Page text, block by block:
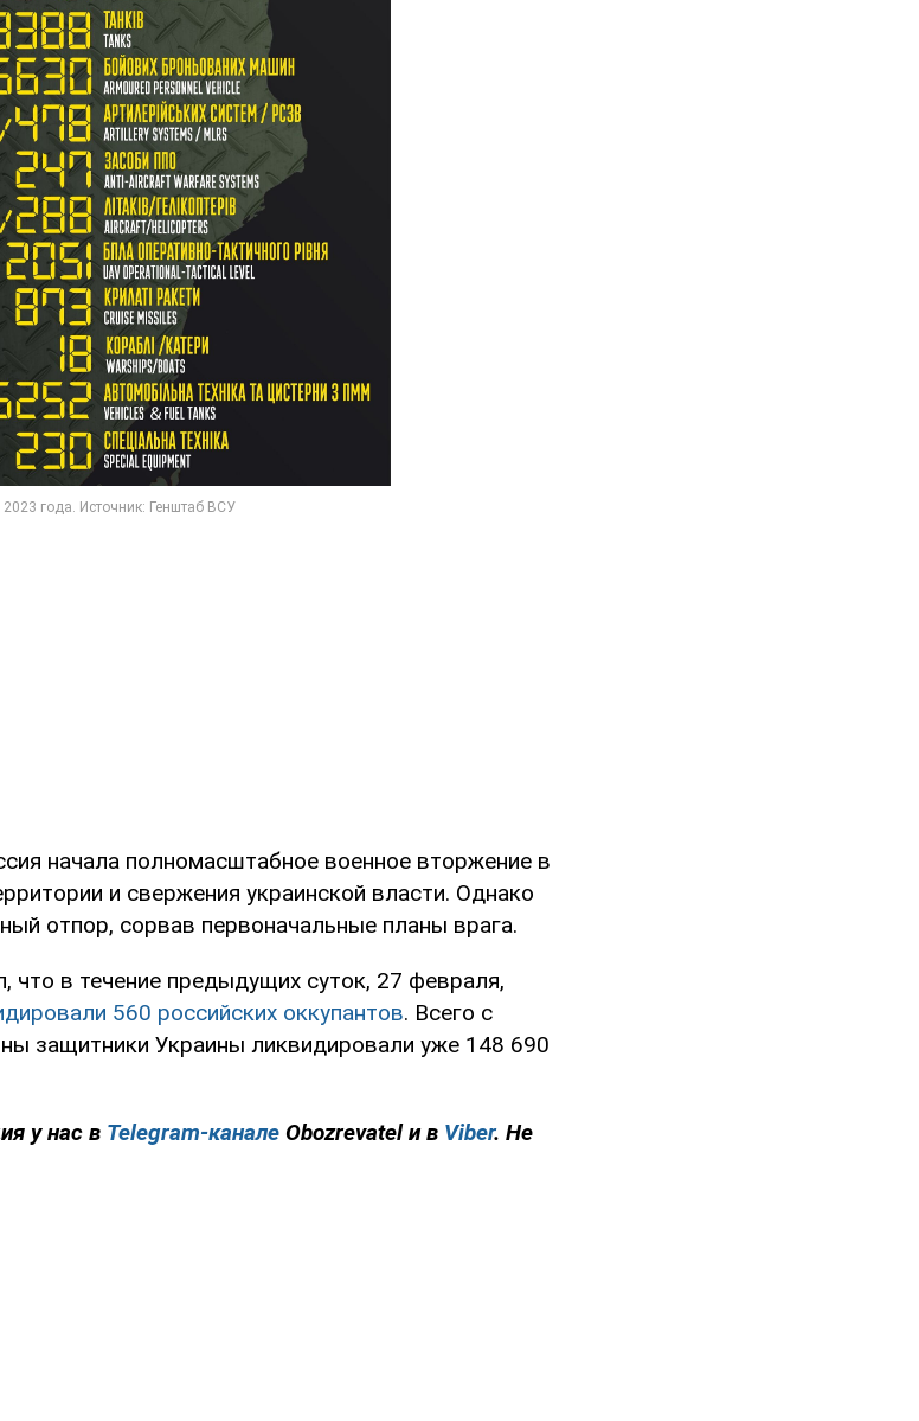
начала полномасштабное военное вторжение в
и свержения украинской власти. Однако
отпор, сорвав первоначальные планы врага.
что в течение предыдущих суток, 27 февраля,
560 российских оккупантов. Всего с
защитники Украины ликвидировали уже 148 690
у нас в Telegram-канале Obozrevatel и в Viber. Не